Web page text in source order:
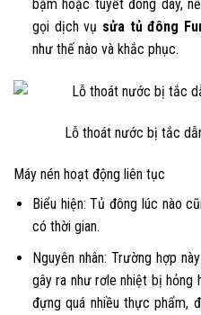
bặm hoặc tuyết đóng dày,
gọi dịch vụ sửa tủ đông
như thế nào và khắc phục.
Lỗ thoát nước bị tắc
Máy nén hoạt động liên tục
Biểu hiện: Tủ đông lúc nào
có thời gian.
Nguyên nhân: Trường hợp
gây ra như rơle nhiệt bị hỏng
đựng quá nhiều thực phẩm,